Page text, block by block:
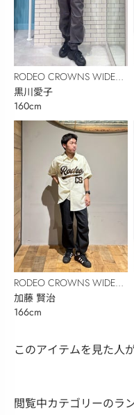
RODEO CROWNS WIDE
BOWL
黒川愛子
160cm
RODEO CROWNS WIDE
BOWL
加藤 賢治
166cm
このアイテムを見た人
閲覧中カテゴリーのラ